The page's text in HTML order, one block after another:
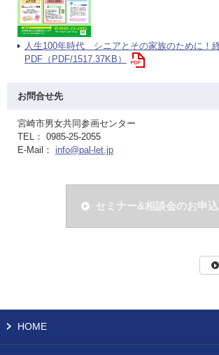
人生100年時代 シニアとその家族のために！
PDF（PDF/1517.37KB）
お問合せ先
宮崎市男女共同参画センター
TEL： 0985-25-2055
E-Mail： info@pal-let.jp
セミナー&相談会のお申
HOME